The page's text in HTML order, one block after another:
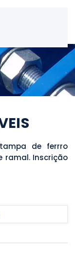
de ferrro
ramal. Inscrição